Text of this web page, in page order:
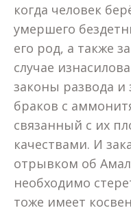
когда человек
умершего
его род, а также
случае
законы развода и
браков с
связанный с их
качествами. И
отрывком об
необходимо
тоже имеет